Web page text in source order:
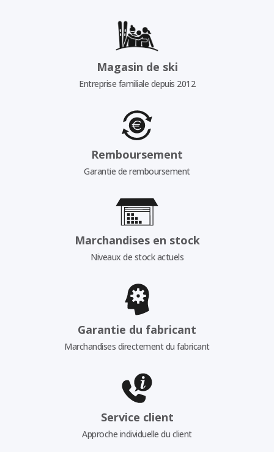
Magasin de ski
Entreprise familiale depuis 2012
Remboursement
Garantie de remboursement
Marchandises en stock
Niveaux de stock actuels
Garantie du fabricant
Marchandises directement du fabricant
Service client
Approche individuelle du client